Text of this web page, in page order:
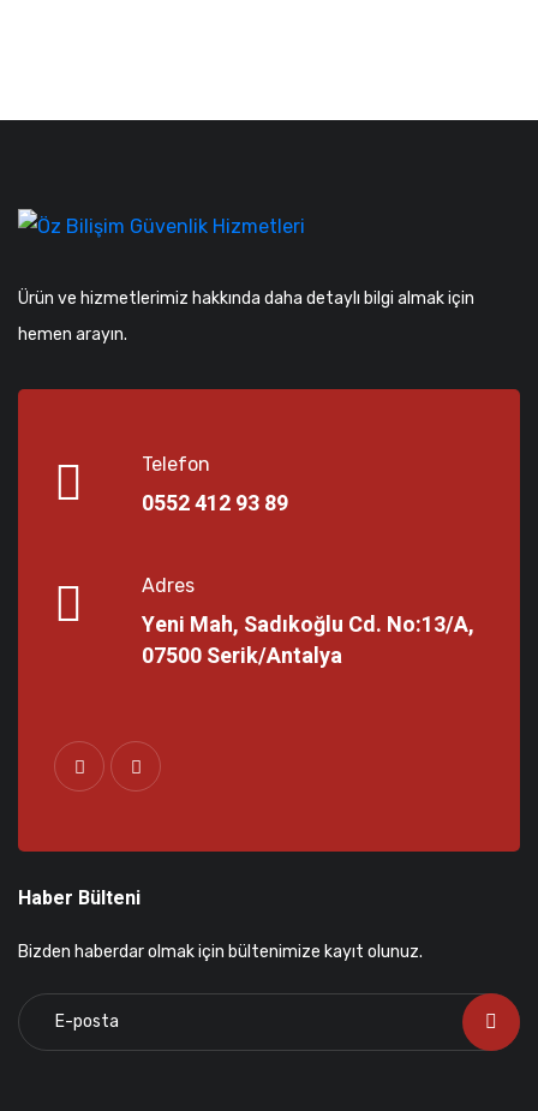
Ürün ve hizmetlerimiz hakkında daha detaylı bilgi almak için
hemen arayın.
Telefon
0552 412 93 89
Adres
Yeni Mah, Sadıkoğlu Cd. No:13/A,
07500 Serik/Antalya
Haber Bülteni
Bizden haberdar olmak için bültenimize kayıt olunuz.